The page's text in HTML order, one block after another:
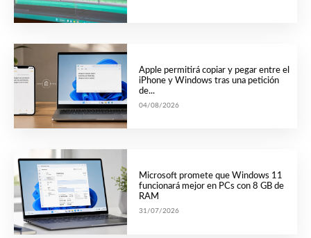
Apple permitirá copiar y pegar entre el
iPhone y Windows tras una petición
de...
04/08/2026
Microsoft promete que Windows 11
funcionará mejor en PCs con 8 GB de
RAM
31/07/2026